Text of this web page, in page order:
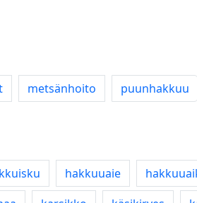
metsänhoito puunhakkuu
hakkuuaie